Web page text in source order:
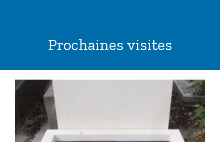
Prochaines visites